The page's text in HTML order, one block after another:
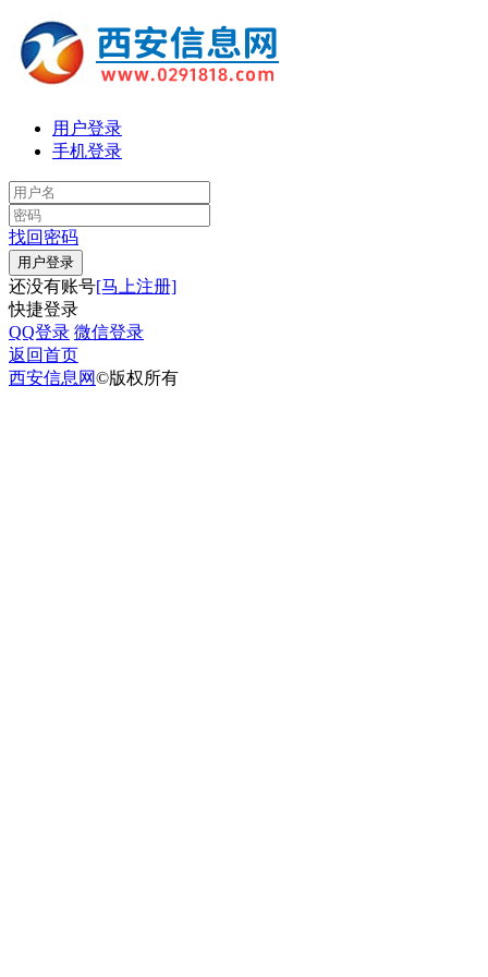
用户登录
手机登录
找回密码
还没有账号[马上注册]
快捷登录
QQ登录 微信登录
返回首页
西安信息网©版权所有